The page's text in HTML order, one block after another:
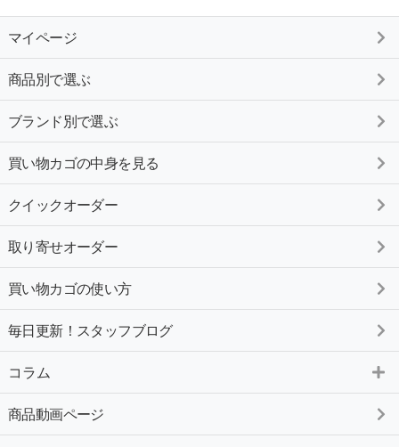
マイページ
商品別で選ぶ
ブランド別で選ぶ
買い物カゴの中身を見る
クイックオーダー
取り寄せオーダー
買い物カゴの使い方
毎日更新！スタッフブログ
コラム
商品動画ページ